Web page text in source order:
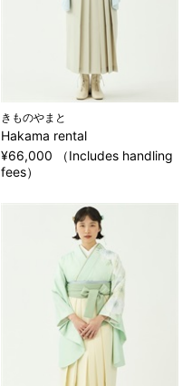
きものやまと
Hakama rental
¥66,000 （Includes handling
fees）